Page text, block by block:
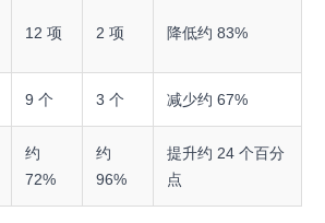
12 项 2 项 降低约 83%
9 个 3 个 减少约 67%
约
72%
约
96%
提升约 24 个百分
点